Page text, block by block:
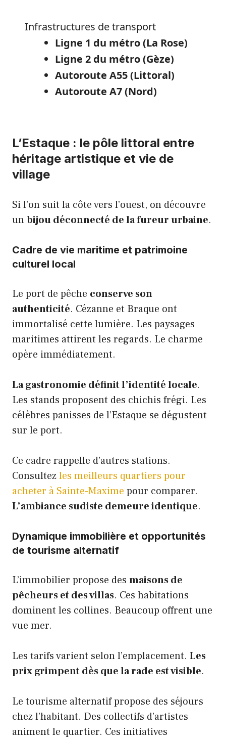
Infrastructures de transport
Ligne 1 du métro (La Rose)
Ligne 2 du métro (Gèze)
Autoroute A55 (Littoral)
Autoroute A7 (Nord)
L’Estaque : le pôle littoral entre
héritage artistique et vie de
village
Si l’on suit la côte vers l’ouest, on découvre
unbijou déconnecté de la fureur urbaine.
Cadre de vie maritime et patrimoine
culturel local
Le port de pêche conserve son
authenticité. Cézanne et Braque ont
immortalisé cette lumière. Les paysages
maritimes attirent les regards. Le charme
opère immédiatement.
La gastronomie définit l’identité locale.
Les stands proposent des chichis frégi. Les
célèbres panisses de l’Estaque se dégustent
sur le port.
Ce cadre rappelle d’autres stations.
Consultezles meilleurs quartiers pour
acheter à Sainte-Maxime pour comparer.
L’ambiance sudiste demeure identique.
Dynamique immobilière et opportunités
de tourisme alternatif
L’immobilier propose des maisons de
pêcheurs et des villas. Ces habitations
dominent les collines. Beaucoup offrent une
vue mer.
Les tarifs varient selon l’emplacement. Les
prix grimpent dès que la rade est visible.
Le tourisme alternatif propose des séjours
chez l’habitant. Des collectifs d’artistes
animent le quartier. Ces initiatives